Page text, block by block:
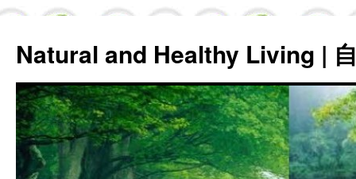
Natural and Healthy Living |